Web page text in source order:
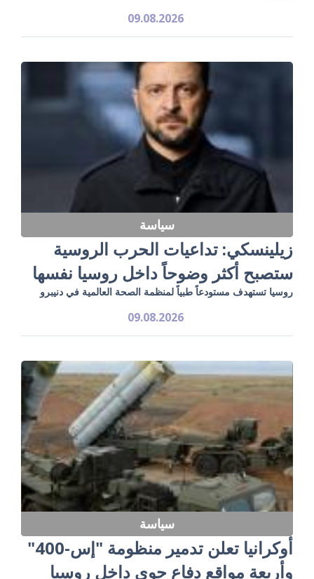
09.08.2026
سياسة
زيلينسكي: تداعيات الحرب الروسية
ستصبح أكثر وضوحاً داخل روسيا نفسها
روسيا تستهدف مستودعاً طبياً لمنظمة الصحة العالمية في دنيبرو
09.08.2026
سياسة
أوكرانيا تعلن تدمير منظومة "إس-400"
وأربعة مواقع دفاع جوي داخل روسيا